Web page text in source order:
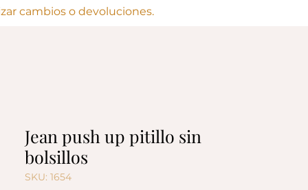
cambios o devoluciones.
Jean push up pitillo sin
bolsillos
SKU: 1654